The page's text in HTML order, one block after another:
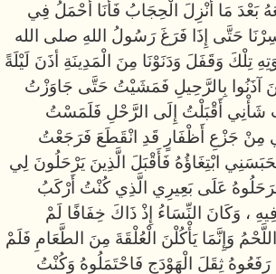
مَا أُنْزِلَ الْحِجَابُ فَأَنَا أُحْمَلُ فِي
حَتَّى إِذَا فَرَغَ رَسُولُ اللهِ صلى الله
تِلْكَ وَقَفَلَ وَدَنَوْنَا مِنَ الْمَدِينَةِ أذَنَ لَيْلَةً
آذَنُوا بِالرَّحِيلِ فَمَشَيْتُ حَتَّى جَاوَزْتُ
شَأْنِي أَقْبَلْتُ إِلَى الرَّحْلِ فَلَمَسْتُ
مِنْ جَزْعِ أَظْفَارٍ قَدِ انْقَطَعَ فَرَجَعْتُ
ابْتِغَاؤُهُ فَأَقْبَلَ الَّذِينَ يَرْحَلُونَ لِي
عَلَى بَعِيرِي الَّذِي كُنْتُ أَرْكَبُ
، وَكَانَ النِّسَاءُ إِذْ ذَاكَ خِفَافًا لَمْ
وَإِنَّمَا يَأْكُلْنَ الْعُلْقَةَ مِنَ الطَّعَامِ فَلَمْ
ثِقَلَ الْهَوْدَجِ فَاحْتَمَلُوهُ وَكُنْتُ